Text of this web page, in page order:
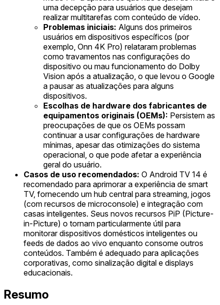
uma decepção para usuários que desejam
realizar multitarefas com conteúdo de vídeo.
Problemas iniciais: Alguns dos primeiros
usuários em dispositivos específicos (por
exemplo, Onn 4K Pro) relataram problemas
como travamentos nas configurações do
dispositivo ou mau funcionamento do Dolby
Vision após a atualização, o que levou o Google
a pausar as atualizações para alguns
dispositivos.
Escolhas de hardware dos fabricantes de
equipamentos originais (OEMs): Persistem as
preocupações de que os OEMs possam
continuar a usar configurações de hardware
mínimas, apesar das otimizações do sistema
operacional, o que pode afetar a experiência
geral do usuário.
Casos de uso recomendados: O Android TV 14 é
recomendado para aprimorar a experiência de smart
TV, fornecendo um hub central para streaming, jogos
(com recursos de microconsole) e integração com
casas inteligentes. Seus novos recursos PiP (Picture-
in-Picture) o tornam particularmente útil para
monitorar dispositivos domésticos inteligentes ou
feeds de dados ao vivo enquanto consome outros
conteúdos. Também é adequado para aplicações
corporativas, como sinalização digital e displays
educacionais.
Resumo